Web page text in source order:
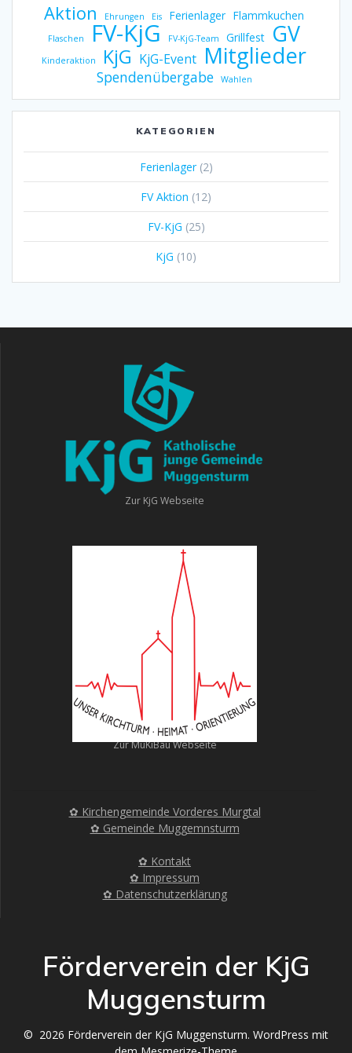
Aktion Ehrungen Eis Ferienlager Flammkuchen
Flaschen FV-KjG FV-KjG-Team Grillfest GV
Kinderaktion KjG KjG-Event Mitglieder
Spendenübergabe Wahlen
KATEGORIEN
Ferienlager(2)
FV Aktion (12)
FV-KjG (25)
KjG (10)
Zur KjG Webseite
Zur MuKiBau Webseite
✿ Kirchengemeinde Vorderes Murgtal
✿ Gemeinde Muggemnsturm
✿ Kontakt
✿ Impressum
✿ Datenschutzerklärung
Förderverein der KjG
Muggensturm
© 2026 Förderverein der KjG Muggensturm. WordPress mit